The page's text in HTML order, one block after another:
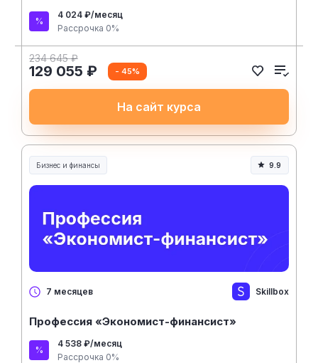
4 024 ₽/месяц
Рассрочка 0%
234 645 ₽
129 055 ₽ - 45%
На сайт курса
Бизнес и финансы 9.9
7 месяцев Skillbox
Профессия «Экономист-финансист»
4 538 ₽/месяц
Рассрочка 0%